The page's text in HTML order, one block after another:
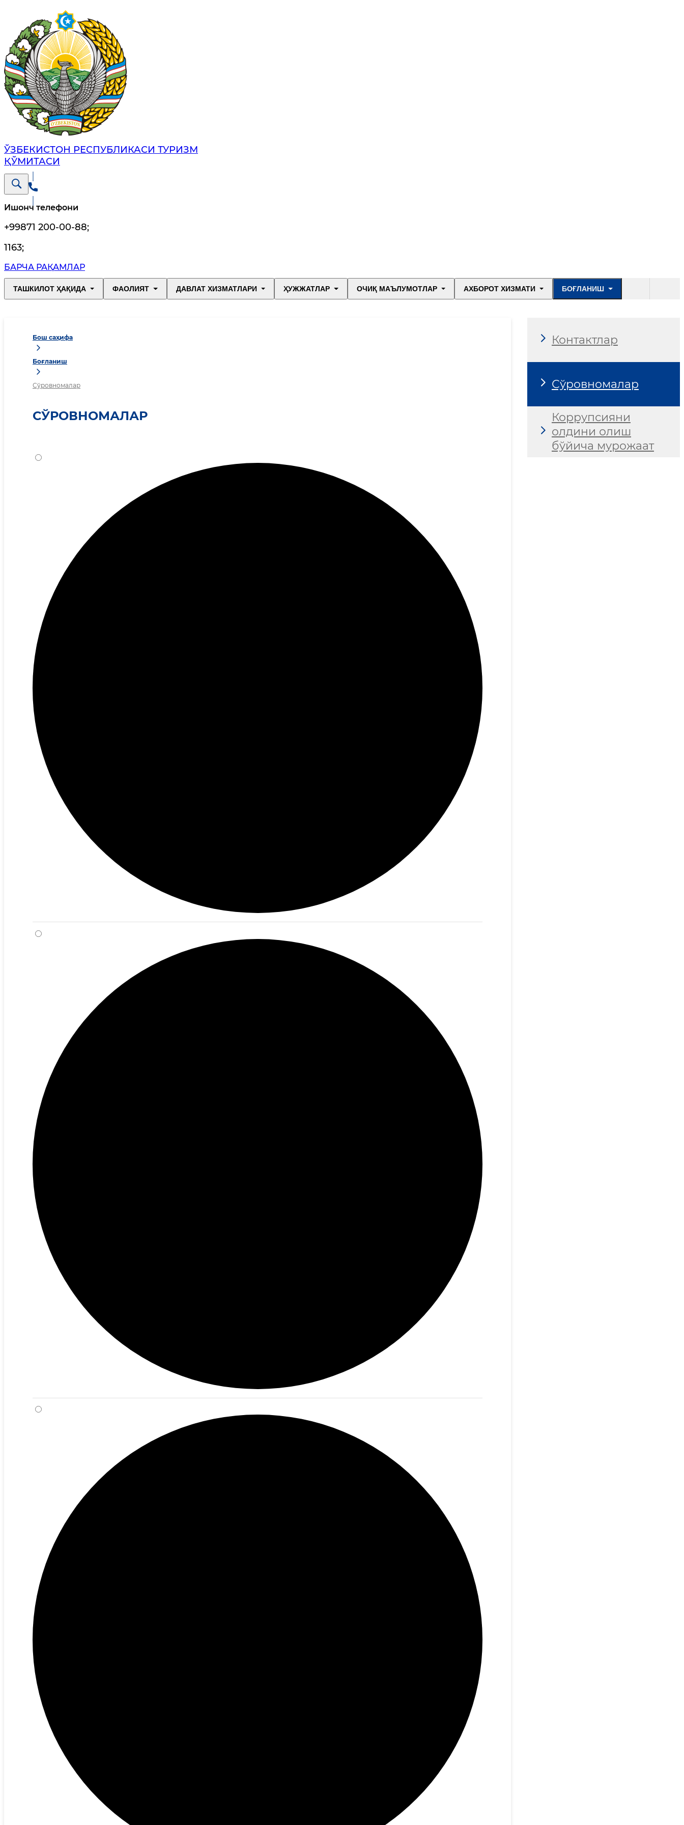
ЎЗБЕКИСТОН РЕСПУБЛИКАСИ ТУРИЗМ
ҚЎМИТАСИ
Ишонч телефони
+99871 200-00-88;
1163;
БАРЧА РАҚАМЛАР
ТАШКИЛОТ ҲАҚИДА ФАОЛИЯТ ДАВЛАТ ХИЗМАТЛАРИ ҲУЖЖАТЛАР ОЧИҚ МАЪЛУМОТЛАР АХБОРОТ ХИЗМАТИ БОҒЛАНИШ
Бош саҳифа
Боғланиш
Сўровномалар
СЎРОВНОМАЛАР
Контактлар
Сўровномалар
Коррупсияни
олдини олиш
бўйича мурожаат